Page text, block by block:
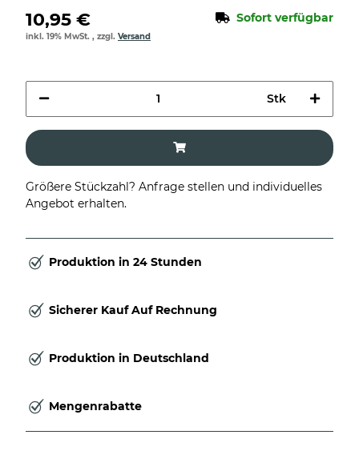
10,95 € Sofort verfügbar
inkl. 19% MwSt. , zzgl. Versand
Stk
Größere Stückzahl? Anfrage stellen und individuelles
Angebot erhalten.
Produktion in 24 Stunden
Sicherer Kauf Auf Rechnung
Produktion in Deutschland
Mengenrabatte